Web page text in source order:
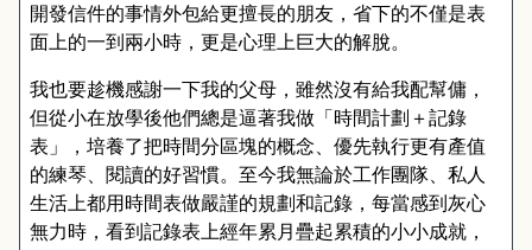
開發信件的事情外包給更擅長的朋友 ， 省下的不僅是表
面上的一到兩小時 ， 更是心理上巨大的解脫。
我也要趁機感謝一下我的父母 ， 雖然沒有給我配幫傭 ，
但從小在放學後他們總是逼著我做 「 時間計劃 ＋記錄
表 」， 培養了把時間分區塊的概念
優先執行更有產值
的練琴
閱讀的好習慣。 至今我無論於工作團隊
私人
生活上都用時間表做嚴謹的規劃和記錄 ， 每當感到灰心
無力時 ， 看到記錄表上經年累月疊起累積的小小成就 ，